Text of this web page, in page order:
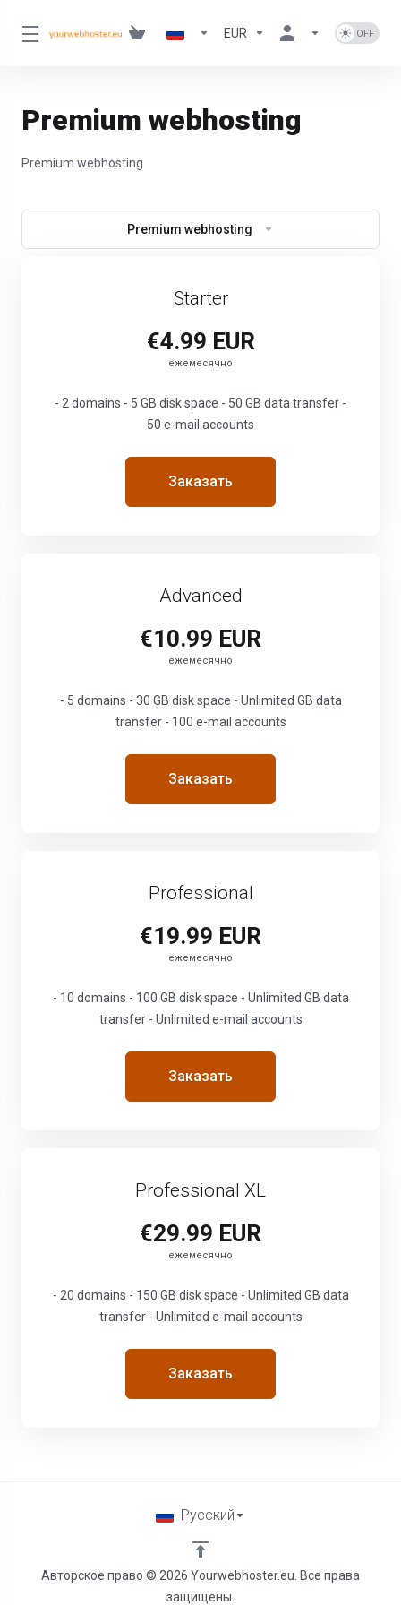
EUR
Premium webhosting
Premium webhosting
Premium webhosting
Starter
€4.99 EUR
ежемесячно
- 2 domains - 5 GB disk space - 50 GB data transfer -
50 e-mail accounts
Заказать
Advanced
€10.99 EUR
ежемесячно
- 5 domains - 30 GB disk space - Unlimited GB data
transfer - 100 e-mail accounts
Заказать
Professional
€19.99 EUR
ежемесячно
- 10 domains - 100 GB disk space - Unlimited GB data
transfer - Unlimited e-mail accounts
Заказать
Professional XL
€29.99 EUR
ежемесячно
- 20 domains - 150 GB disk space - Unlimited GB data
transfer - Unlimited e-mail accounts
Заказать
Авторское право © 2026 Yourwebhoster.eu. Все права
защищены.
Русский